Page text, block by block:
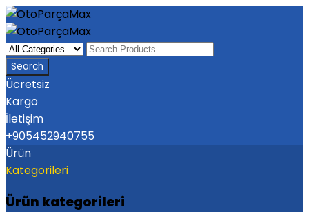
Ücretsiz
Kargo
İletişim
+905452940755
Ürün
Kategorileri
Ürün kategorileri